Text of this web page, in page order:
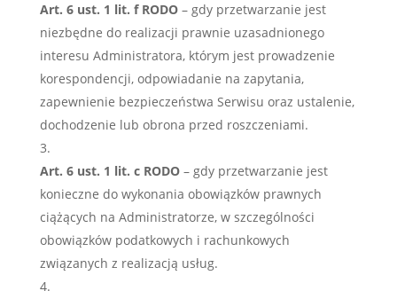
Art. 6 ust. 1 lit. f RODO– gdy przetwarzanie jest
niezbędne do realizacji prawnie uzasadnionego
interesu Administratora, którym jest prowadzenie
korespondencji, odpowiadanie na zapytania,
zapewnienie bezpieczeństwa Serwisu oraz ustalenie,
dochodzenie lub obrona przed roszczeniami.
Art. 6 ust. 1 lit. c RODO– gdy przetwarzanie jest
konieczne do wykonania obowiązków prawnych
ciążących na Administratorze, w szczególności
obowiązków podatkowych i rachunkowych
związanych z realizacją usług.